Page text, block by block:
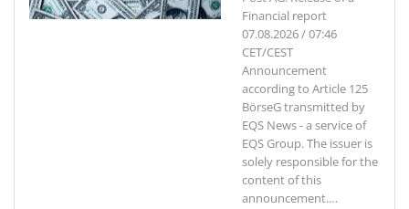
Financial report
07.08.2026 / 07:46
CET/CEST
Announcement
according to Article 125
BörseG transmitted by
EQS News - a service of
EQS Group. The issuer is
solely responsible for the
content of this
announcement.…